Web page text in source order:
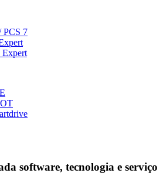
PCS 7
Expert
software, tecnologia e serviço